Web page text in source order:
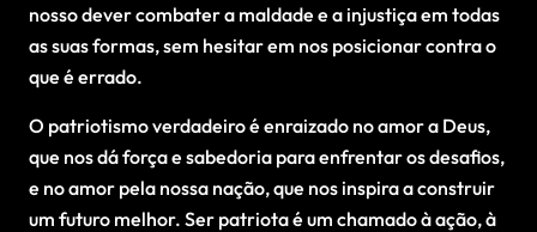
nosso dever combater a maldade e a injustiça em todas
as suas formas, sem hesitar em nos posicionar contra o
que é errado.
O patriotismo verdadeiro é enraizado no amor a Deus,
que nos dá força e sabedoria para enfrentar os desafios,
e no amor pela nossa nação, que nos inspira a construir
um futuro melhor. Ser patriota é um chamado à ação, à